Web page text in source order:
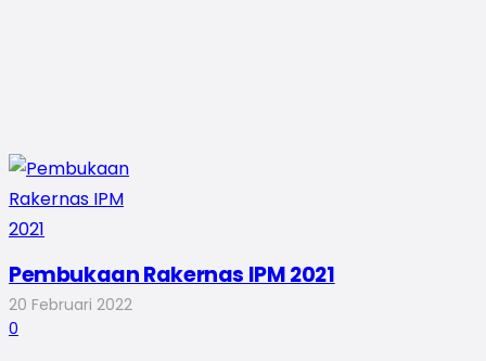
Pembukaan Rakernas IPM 2021
20 Februari 2022
0